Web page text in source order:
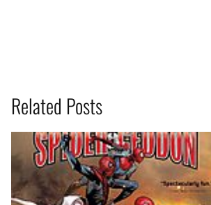
Related Posts